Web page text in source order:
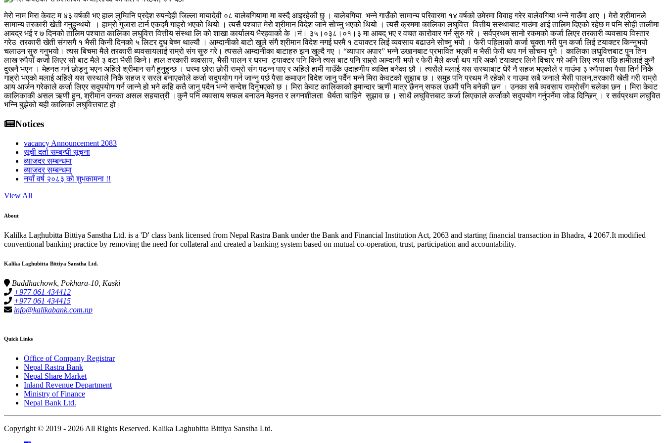
मेरो नाम मिरा केवट म ४३ वर्षकी भए हाल लुम्विनि प्रदेश रुपन्देही जिल्ला मायादेवी ०८ बालेबगियामा मा बस्दै आइरहेकी छु । बालेबगिया भन्ने गाउँको सामान्य परिवारमा १४ वर्षको उमेरमा विवाह गरेर बालेवगिया भन्ने गाउँमा आए । मेरो श्रीमानले
सामान्य तरकारी खेती गनुहुन्थयो । हाम्रो गुजारा टार्न एकदमै गाह्रो भएको थियो । त्यसै पश्चात मेरो श्रीमान विदेश जाने सोच्नु भएको थियो । त्यसै क्रममा कालिका लघुवित्त वित्तीय सस्थाबाट गाउंमा आई तालिम दिएको रहेछ म पनि सोही तालीमा
आबद्र भई र ७ दिनको तालिम पश्चात कालिका लघुवित्त वित्तीय संस्था लि को शाखा कार्यालय भैरहवाको के ।नं। ३५।०३८।०१।३ मा आबद् भए र वचत कारोवार गर्न सुरु गरे । सर्वप्रथम सानो रकमको कर्जा लिएर तरकारी व्यवसाय विस्तार
गरेउ तरकारी खेती संगसगै १ भैसी किनी दिनको ५ लिटर दुध बेच्न थाल्यौ । आम्दानीको बाटो खुले संगै श्रीमान विदेश नगई घरमै १ टयाक्टर लिई व्यवसाय बढाउने सोच्नु भयो । फेरी पहिलाको कर्जा चुक्ता गरी पुन कर्जा लिई टयाक्टर किन्नुभयो
चलाउन सुरु गनुभयो। त्यस बिचमा मैले तरकारी ब्यवसायलाई राम्रो संग सुरु गरे। त्यसले आम्दानीका बाटाहरु झन खुल्दै गए । “व्यापार अपार” भन्ने उखानबाट प्रभावित भएकी म भैसी फेरी थप गर्न सोचमा पुगे । कालिका लघुवित्तबाट पुन तिन
लाख रुपैयाँ कर्जा लिएर सो बाट मैले ३ वटा भैसी किने। हाल तरकारी व्यवसाय, भैसी पालन र घरमा ट्याक्टर पनि किने त्यस बाट पनि राम्र्रो आम्दानी भयो र फेरी मैले कर्जा थप गरि अर्का टयाक्टर लिने विचार गरे अनि लिए त्यस पछि हामीलाई कुनै
दुखनै भएन । मेहनत गर्न छोड्नु भएन अहिले श्रीमान सगै हुनुहुन्छ । घरमा छोरा छोरी राम्रो संग पढन्न पाए र अहिले हामी गाउँकै उदाहणीय व्यक्ति बनेका छौ । त्यसैले मलाई यस सस्थाबाट धेरै नै सहज भएकोले र गाउंमा ३ रुपैयाका पैसा तिर्न निकै
गाह्रो भएको मलाई अहिले यस सस्थाले निकै सहज र सरल बनाएकोले कर्जा सदुपयोग गर्न जान्नु पर्छ पैसा कमाउन विदेश जानु पर्दैन भन्ने मिरा केवटको सुझाब छ । समुह पनि प्रथम नै रहेको र गाउमा सबै जनाले भैसी पालन,तरकारी खेती गरी राम्रो
आय आर्जन गरेकाले कर्जा लिएर सदुपयोग गर्न जान्ने हो भने कहि कतै जानु पदैन भन्ने सन्देश दिनुभएको छ । मिरा केवट कालिकाको इमान्दार ऋणी मात्र छैनन् सफल उधमी पनि बनेकी छन । उनका सबै व्यवसाय राम्रोसँग चलेका छन । मिरा केवट
कालिकाकी असल ऋणी हुन, श्रीमान उनका असल सहयात्री ।कुनै पनि व्यवसाय सफल बनाउन मेहनत र लगनशीलता धैर्यता चाहिने सुझाव छ । साथै लघुवित्तबाट कर्जा लिएकाले कर्जाको सदुपयोग गर्नुपर्नेमा जोड दिन्छिन् । र सर्वप्रथम लघुवित
भन्नि बुझेको यही कालिका लघुवित्तबाट हो।
Notices
vacancy Announcement 2083
सूची दर्ता सम्बन्धी सूचना
व्याजदर सम्बन्धमा
व्याजदर सम्बन्धमा
नयाँ वर्ष २०८३ को शुभकामना !!
View All
About
Kalilka Laghubitta Bittiya Sanstha Ltd. is a 'D' class bank licensed from Nepal Rastra Bank under the Bank and Financial Institution Act, 2063 and starting financial transaction in Bhadra, 4 2067.It modified
conventional banking practice by removing the need for collateral and created a banking system based on mutual co-operation, trust, participation and accountability.
Kalika Laghubitta Bittiya Sanstha Ltd.
Buddhachowk, Pokhara-10, Kaski
+977 061 434412
+977 061 434415
info@kalikabank.com.np
Quick Links
Office of Company Registrar
Nepal Rastra Bank
Nepal Share Market
Inland Revenue Department
Ministry of Finance
Nepal Bank Ltd.
Copyright © 2019 - 2026 All Rights Reserved. Kalika Laghubitta Bittiya Sanstha Ltd.